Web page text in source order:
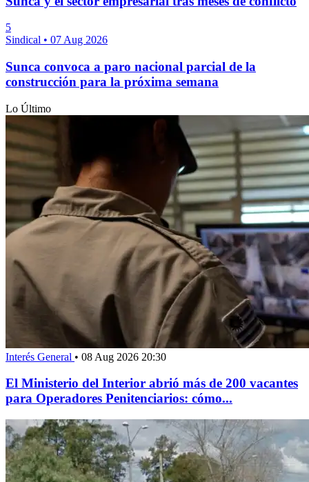
5
Sindical • 07 Aug 2026
Sunca convoca a paro nacional parcial de la
construcción para la próxima semana
Lo Último
Interés General • 08 Aug 2026 20:30
El Ministerio del Interior abrió más de 200 vacantes
para Operadores Penitenciarios: cómo...